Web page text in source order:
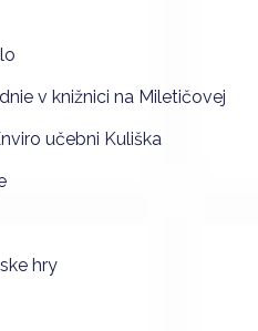
v knižnici na Miletičovej
učebni Kuliška
hry